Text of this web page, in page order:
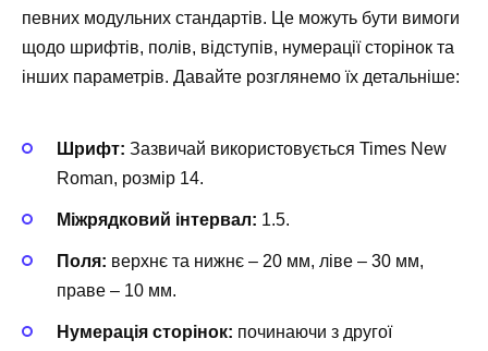
певних модульних стандартів. Це можуть бути вимоги
щодо шрифтів, полів, відступів, нумерації сторінок та
інших параметрів. Давайте розглянемо їх детальніше:
Шрифт: Зазвичай використовується Times New
Roman, розмір 14.
Міжрядковий інтервал: 1.5.
Поля: верхнє та нижнє – 20 мм, ліве – 30 мм,
праве – 10 мм.
Нумерація сторінок: починаючи з другої